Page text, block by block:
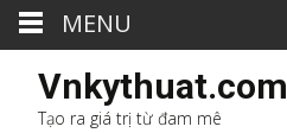
Vnkythuat.com
Tạo ra giá trị từ đam mê
MENU